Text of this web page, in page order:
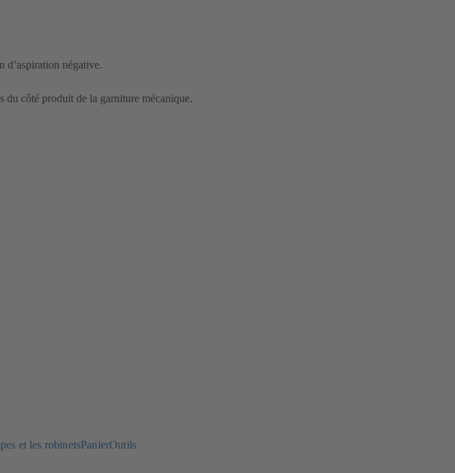
d’aspiration négative.
du côté produit de la garniture mécanique.
et les robinetsPanierOutils